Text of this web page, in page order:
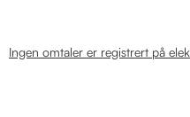
Ingen omtaler er registrert på